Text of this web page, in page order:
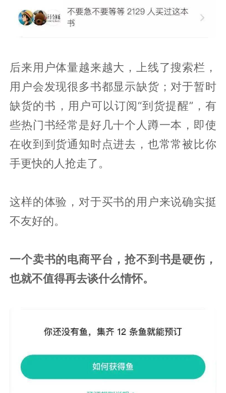
后来用户体量越来越大，上线了搜索栏，
用户会发现很多书都显示缺货；对于暂时
缺货的书，用户可以订阅“到货提醒”，有
些热门书经常是好几十个人蹲一本，即使
在收到到货通知时点进去，也常常被比你
手更快的人抢走了。
这样的体验，对于买书的用户来说确实挺
不友好的。
一个卖书的电商平台，抢不到书是硬伤，
也就不值得再去谈什么情怀。